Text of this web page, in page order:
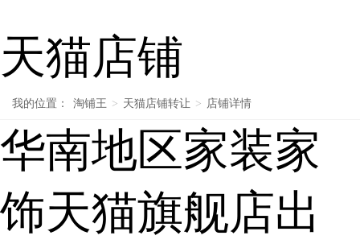
天猫店铺
我的位置： 淘铺王 > 天猫店铺转让 > 店铺详情
华南地区家装家
饰天猫旗舰店出